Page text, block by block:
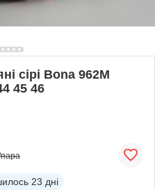
сірі Bona 962M
45 46
23 дні